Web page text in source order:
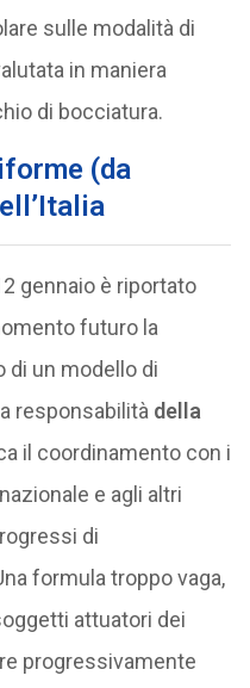
sulle modalità di
in maniera
di bocciatura.
(da
gennaio è riportato
futuro la
di un modello di
responsabilità della
il coordinamento con i
e agli altri
di
formula troppo vaga,
attuatori dei
progressivamente